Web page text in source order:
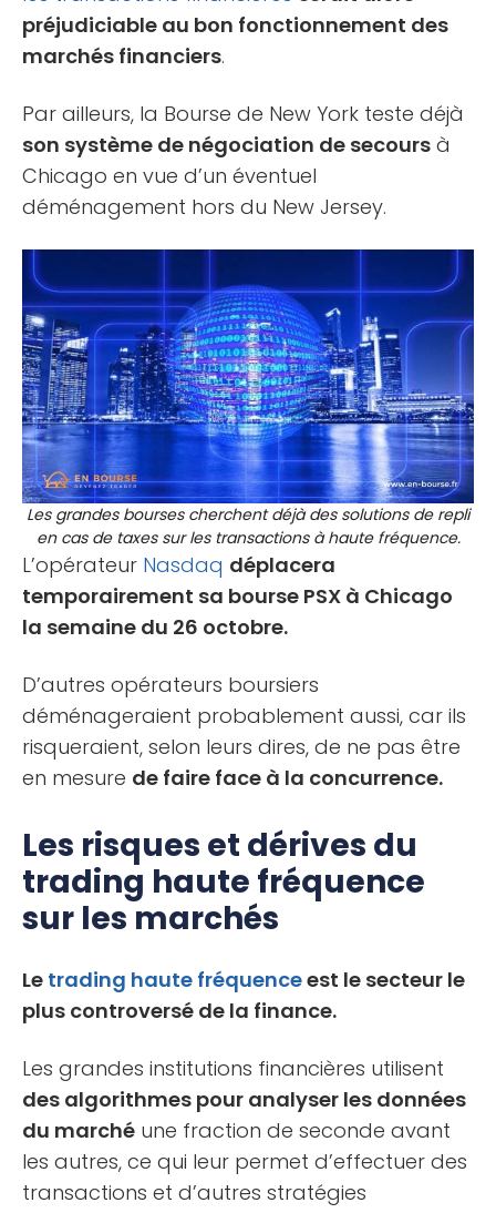
préjudiciable au bon fonctionnement des
marchés financiers.
Par ailleurs, la Bourse de New York teste déjà
son système de négociation de secours à
Chicago en vue d’un éventuel
déménagement hors du New Jersey.
Les grandes bourses cherchent déjà des solutions de repli
en cas de taxes sur les transactions à haute fréquence.
L’opérateur Nasdaq déplacera
temporairement sa bourse PSX à Chicago
la semaine du 26 octobre.
D’autres opérateurs boursiers
déménageraient probablement aussi, car ils
risqueraient, selon leurs dires, de ne pas être
en mesure de faire face à la concurrence.
Les risques et dérives du
trading haute fréquence
sur les marchés
Le trading haute fréquenceest le secteur le
plus controversé de la finance.
Les grandes institutions financières utilisent
des algorithmes pour analyser les données
du marché une fraction de seconde avant
les autres, ce qui leur permet d’effectuer des
transactions et d’autres stratégies